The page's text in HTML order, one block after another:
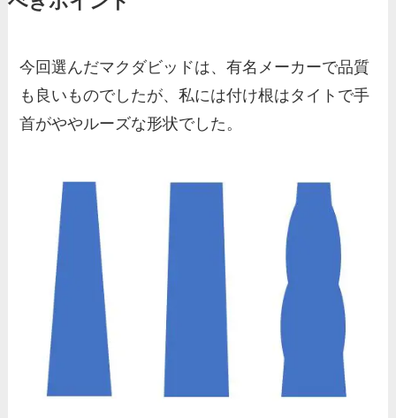
今回選んだマクダビッドは、有名メーカーで品質
も良いものでしたが、私には付け根はタイトで手
首がややルーズな形状でした。